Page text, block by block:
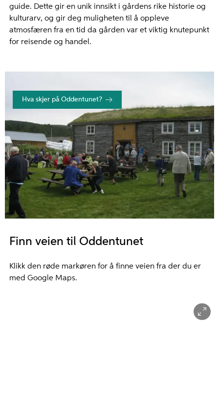
guide. Dette gir en unik innsikt i gårdens rike historie og
kulturarv, og gir deg muligheten til å oppleve
atmosfæren fra en tid da gården var et viktig knutepunkt
for reisende og handel.
Hva skjer på Oddentunet?
Finn veien til Oddentunet
Klikk den røde markøren for å finne veien fra der du er
med Google Maps.